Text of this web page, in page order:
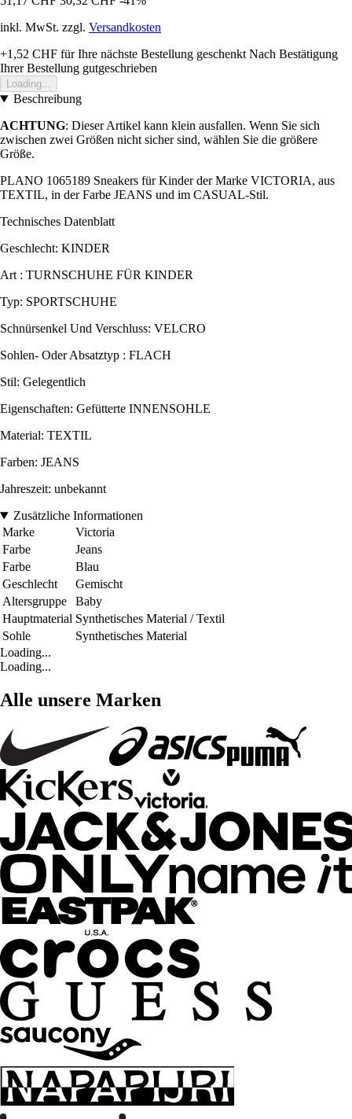
inkl. MwSt. zzgl. Versandkosten
+1,52 CHF für Ihre nächste Bestellung geschenkt Nach Bestätigung
Ihrer Bestellung gutgeschrieben
Loading...
Beschreibung
ACHTUNG: Dieser Artikel kann klein ausfallen. Wenn Sie sich
zwischen zwei Größen nicht sicher sind, wählen Sie die größere
Größe.
PLANO 1065189 Sneakers für Kinder der Marke VICTORIA, aus
TEXTIL, in der Farbe JEANS und im CASUAL-Stil.
Technisches Datenblatt
Geschlecht: KINDER
Art : TURNSCHUHE FÜR KINDER
Typ: SPORTSCHUHE
Schnürsenkel Und Verschluss: VELCRO
Sohlen- Oder Absatztyp : FLACH
Stil: Gelegentlich
Eigenschaften: Gefütterte INNENSOHLE
Material: TEXTIL
Farben: JEANS
Jahreszeit: unbekannt
Zusätzliche Informationen
Marke
Victoria
Farbe
Jeans
Farbe
Blau
Geschlecht
Gemischt
Altersgruppe
Baby
Hauptmaterial Synthetisches Material / Textil
Sohle
Synthetisches Material
Loading...
Loading...
Alle unsere Marken